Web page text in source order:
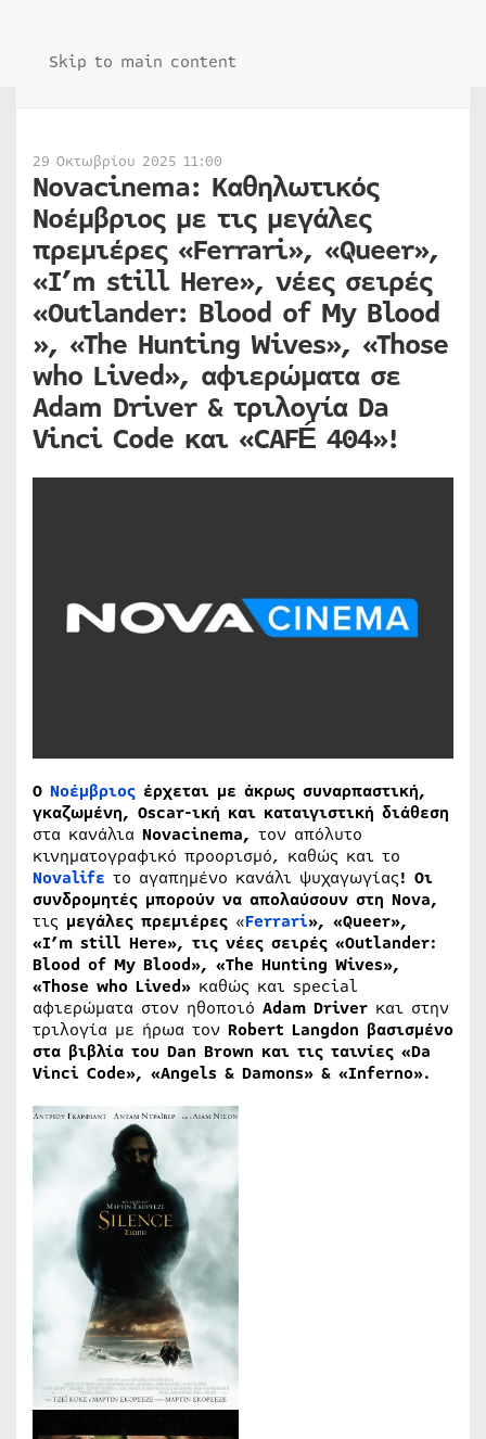
Skip to main content
29 Οκτωβρίου 2025 11:00
Novacinema: Καθηλωτικός
Νοέμβριος με τις μεγάλες
πρεμιέρες «Ferrari», «Queer»,
«I’m still Here», νέες σειρές
«Outlander: Blood of My Blood​​
», «The Hunting Wives​», «Those
who Lived​», αφιερώματα σε
Adam Driver & τριλογία Da
Vinci Code και «CAFÉ 404»!
Ο Νοέμβριος έρχεται με άκρως συναρπαστική,
γκαζωμένη, Oscar-ική και καταιγιστική διάθεση
στα κανάλια Novacinema, τον απόλυτο
κινηματογραφικό προορισμό, καθώς και τo
Novalifε το αγαπημένο κανάλι ψυχαγωγίας! Οι
συνδρομητές μπορούν να απολαύσουν στη Nova,
τις μεγάλες πρεμιέρες «Ferrari», «Queer»,
«I’m still Here», τις νέες σειρές «Outlander:
Blood of My Blood», «The Hunting Wives»,
«Those who Lived» καθώς και special
αφιερώματα στον ηθοποιό Adam Driver και στην
τριλογία με ήρωα τον Robert Langdon βασισμένο
στα βιβλία του Dan Brown και τις ταινίες «Da
Vinci Code», «Αngels & Damons» & «Inferno».